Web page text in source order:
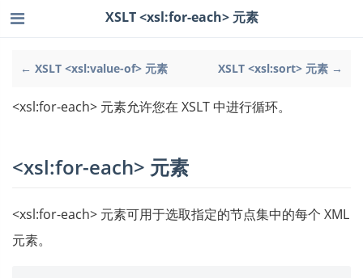
← XSLT <xsl:value-of> 元素 XSLT <xsl:sort> 元素 →
XSLT <xsl:for-each> 元素
<xsl:for-each> 元素允许您在 XSLT 中进行循环。
<xsl:for-each> 元素
<xsl:for-each> 元素可用于选取指定的节点集中的每个 XML
元素。